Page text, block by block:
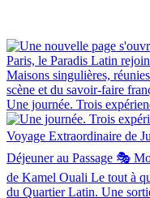
Une journée. Trois